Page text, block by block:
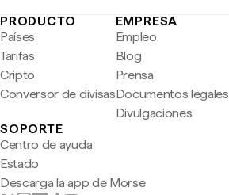
PRODUCTO
Países
Tarifas
Cripto
Conversor de divisas
EMPRESA
Empleo
Blog
Prensa
Documentos legales
Divulgaciones
SOPORTE
Centro de ayuda
Estado
Descarga la app de Morse